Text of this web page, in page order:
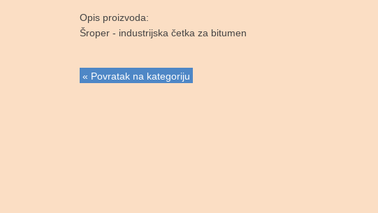
Opis proizvoda:
Šroper - industrijska četka za bitumen
« Povratak na kategoriju